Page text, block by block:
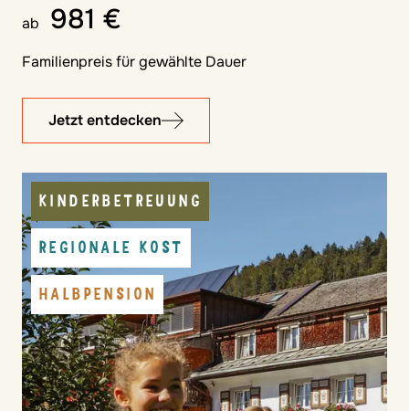
ab 981 €
Familienpreis für gewählte Dauer
Jetzt entdecken
KINDERBETREUUNG
REGIONALE KOST
HALBPENSION